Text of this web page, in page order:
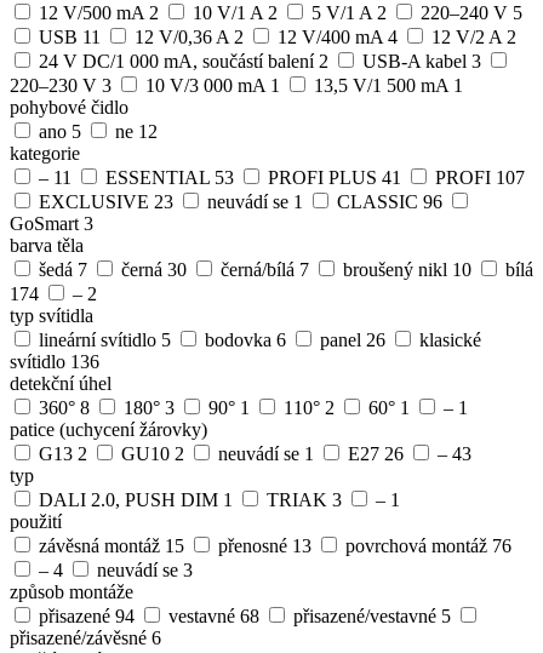
12 V/500 mA 2 10 V/1 A 2 5 V/1 A 2 220–240 V 5
USB 11 12 V/0,36 A 2 12 V/400 mA 4 12 V/2 A 2
24 V DC/1 000 mA, součástí balení 2 USB-A kabel 3
220–230 V 3 10 V/3 000 mA 1 13,5 V/1 500 mA 1
pohybové čidlo
ano 5 ne 12
kategorie
– 11 ESSENTIAL 53 PROFI PLUS 41 PROFI 107
EXCLUSIVE 23 neuvádí se 1 CLASSIC 96
GoSmart 3
barva těla
šedá 7 černá 30 černá/bílá 7 broušený nikl 10
bílá
174
– 2
typ svítidla
lineární svítidlo 5 bodovka 6 panel 26
klasické
svítidlo 136
detekční úhel
360° 8 180° 3 90° 1 110° 2 60° 1 – 1
patice (uchycení žárovky)
G13 2 GU10 2 neuvádí se 1 E27 26 – 43
typ
DALI 2.0, PUSH DIM 1 TRIAK 3 – 1
použití
závěsná montáž 15 přenosné 13 povrchová montáž 76
– 4 neuvádí se 3
způsob montáže
přisazené 94 vestavné 68 přisazené/vestavné 5
přisazené/závěsné 6